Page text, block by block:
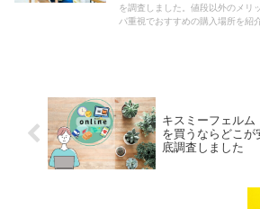
を調査しました。値段以外のメリ
パ重視でおすすめの購入場所を紹
キスミーフェル
を買うならどこ
底調査しました